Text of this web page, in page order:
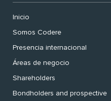
Inicio
Somos Codere
Presencia internacional
Áreas de negocio
Shareholders
Bondholders and prospective